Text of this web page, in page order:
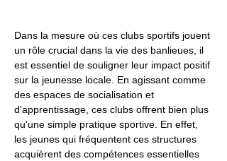
Dans la mesure où ces clubs sportifs jouent
un rôle crucial dans la vie des banlieues, il
est essentiel de souligner leur impact positif
sur la jeunesse locale. En agissant comme
des espaces de socialisation et
d'apprentissage, ces clubs offrent bien plus
qu'une simple pratique sportive. En effet,
les jeunes qui fréquentent ces structures
acquièrent des compétences essentielles